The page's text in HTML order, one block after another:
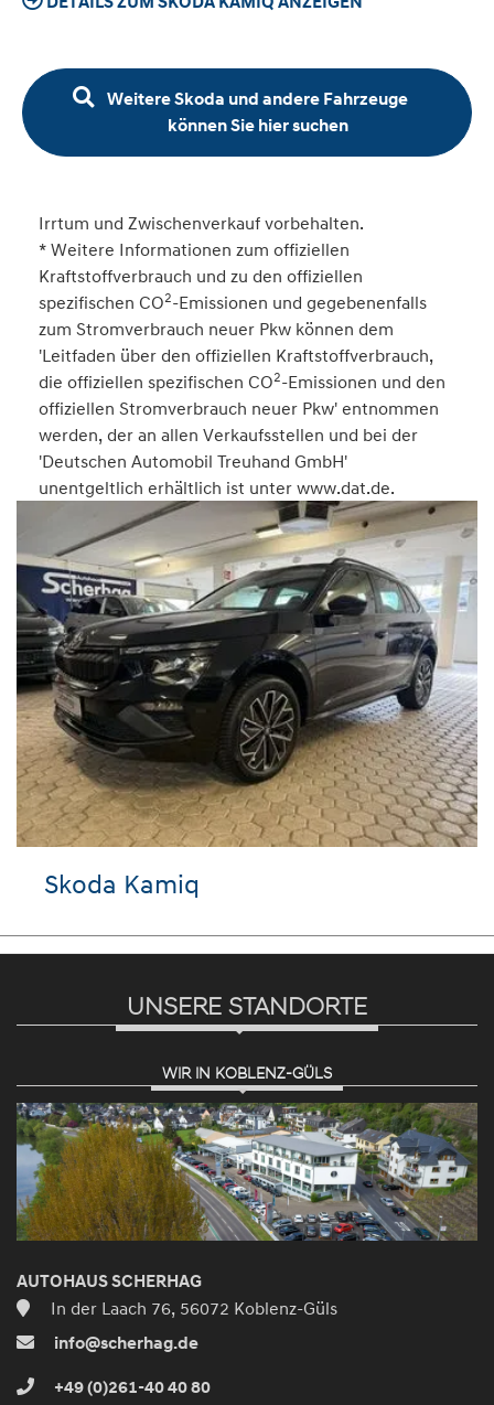
Weitere Skoda und andere Fahrzeuge
können Sie hier suchen
Irrtum und Zwischenverkauf vorbehalten.
* Weitere Informationen zum offiziellen
Kraftstoffverbrauch und zu den offiziellen
spezifischen CO2-Emissionen und gegebenenfalls
zum Stromverbrauch neuer Pkw können dem
'Leitfaden über den offiziellen Kraftstoffverbrauch,
die offiziellen spezifischen CO2-Emissionen und den
offiziellen Stromverbrauch neuer Pkw' entnommen
werden, der an allen Verkaufsstellen und bei der
'Deutschen Automobil Treuhand GmbH'
unentgeltlich erhältlich ist unter www.dat.de.
Kamiq
UNSERE STANDORTE
WIR IN KOBLENZ-GÜLS
AUTOHAUS SCHERHAG
In der Laach 76, 56072 Koblenz-Güls
info@scherhag.de
+49 (0)261-40 40 80